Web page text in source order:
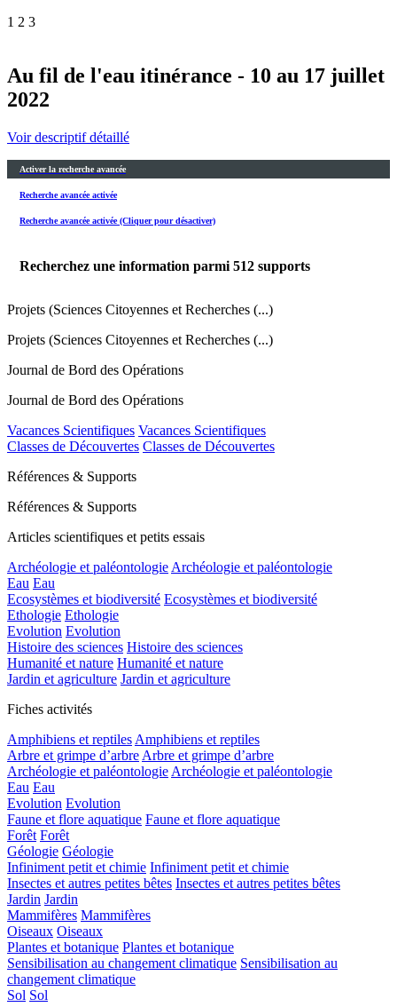
1 2 3
Au fil de l'eau itinérance - 10 au 17 juillet
2022
Voir descriptif détaillé
Activer la recherche avancée
Recherche avancée activée
Recherche avancée activée (Cliquer pour désactiver)
Recherchez une information parmi 512 supports
Projets (Sciences Citoyennes et Recherches (...)
Projets (Sciences Citoyennes et Recherches (...)
Journal de Bord des Opérations
Journal de Bord des Opérations
Vacances Scientifiques Vacances Scientifiques
Classes de Découvertes Classes de Découvertes
Références & Supports
Références & Supports
Articles scientifiques et petits essais
Archéologie et paléontologie Archéologie et paléontologie
Eau Eau
Ecosystèmes et biodiversité Ecosystèmes et biodiversité
Ethologie Ethologie
Evolution Evolution
Histoire des sciences Histoire des sciences
Humanité et nature Humanité et nature
Jardin et agriculture Jardin et agriculture
Fiches activités
Amphibiens et reptiles Amphibiens et reptiles
Arbre et grimpe d’arbre Arbre et grimpe d’arbre
Archéologie et paléontologie Archéologie et paléontologie
Eau Eau
Evolution Evolution
Faune et flore aquatique Faune et flore aquatique
Forêt Forêt
Géologie Géologie
Infiniment petit et chimie Infiniment petit et chimie
Insectes et autres petites bêtes Insectes et autres petites bêtes
Jardin Jardin
Mammifères Mammifères
Oiseaux Oiseaux
Plantes et botanique Plantes et botanique
Sensibilisation au changement climatique Sensibilisation au
changement climatique
Sol Sol